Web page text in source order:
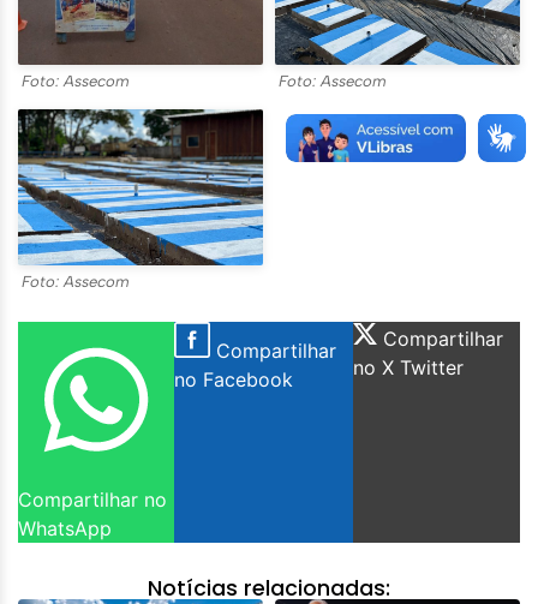
Foto: Assecom Foto: Assecom
Foto: Assecom
Compartilhar no
WhatsApp
Compartilhar
no Facebook
Compartilhar
no X Twitter
Notícias relacionadas: